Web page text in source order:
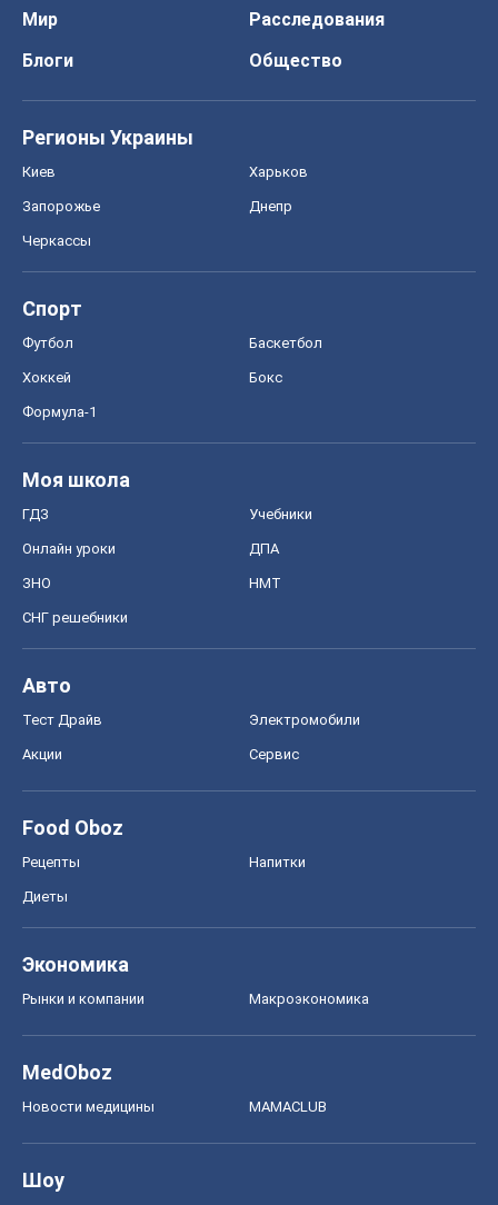
Мир
Расследования
Блоги
Общество
Регионы Украины
Киев Харьков
Запорожье Днепр
Черкассы
Спорт
Футбол Баскетбол
Хоккей Бокс
Формула-1
Моя школа
ГДЗ Учебники
Онлайн уроки ДПА
ЗНО НМТ
СНГ решебники
Авто
Тест Драйв Электромобили
Акции Сервис
Food Oboz
Рецепты Напитки
Диеты
Экономика
Рынки и компании Mакроэкономика
MedOboz
Новости медицины MAMACLUB
Шоу